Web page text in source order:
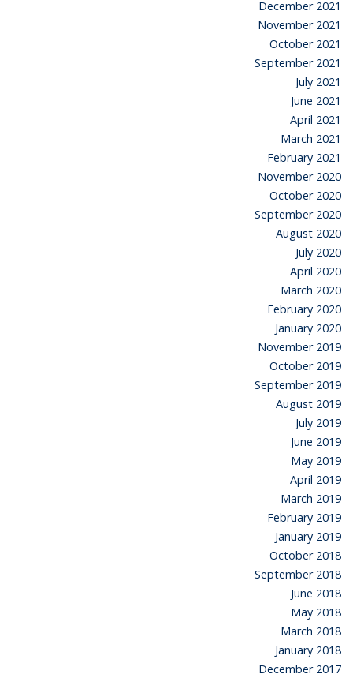
December 2021
November 2021
October 2021
September 2021
July 2021
June 2021
April 2021
March 2021
February 2021
November 2020
October 2020
September 2020
August 2020
July 2020
April 2020
March 2020
February 2020
January 2020
November 2019
October 2019
September 2019
August 2019
July 2019
June 2019
May 2019
April 2019
March 2019
February 2019
January 2019
October 2018
September 2018
June 2018
May 2018
March 2018
January 2018
December 2017